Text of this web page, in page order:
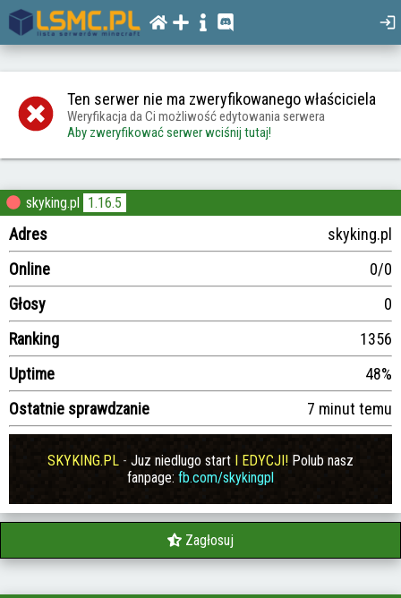
Ten serwer nie ma zweryfikowanego właściciela
Weryfikacja da Ci możliwość edytowania serwera
Aby zweryfikować serwer wciśnij tutaj!
skyking.pl 1.16.5
Adres
skyking.pl
Online
0/0
Głosy
0
Ranking
1356
Uptime
48%
Ostatnie sprawdzanie
7 minut temu
SKYKING.PL - Juz niedlugo start I EDYCJI! Polub nasz
fanpage: fb.com/skykingpl
Zagłosuj